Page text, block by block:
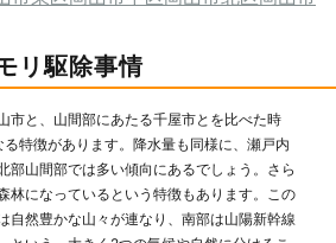
リ駆除事情
市と、山間部にあたる千屋市とを比べた時
特徴があります。降水量も同様に、瀬戸内
部山間部では多い傾向にあるでしょう。さら
林になっているという特徴もあります。この
自然豊かな山々が連なり、南部は山陽新幹線